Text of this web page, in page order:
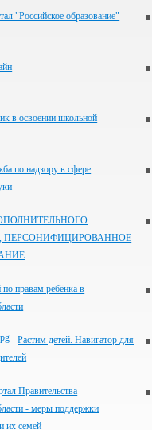
"Российское образование"
в освоении школьной
по надзору в сфере
ПЕРСОНИФИЦИРОВАННОЕ
правам ребёнка в
Растим детей. Навигатор для
Правительства
- меры поддержки
их семей